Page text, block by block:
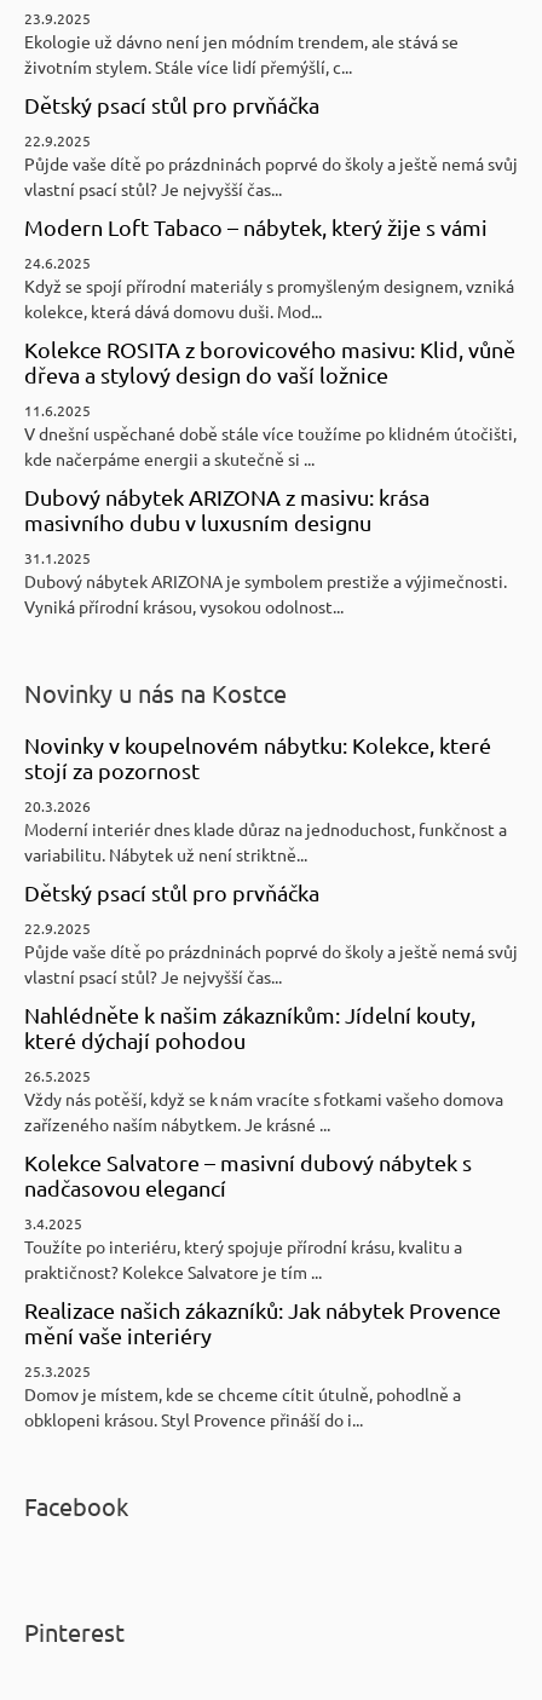
23.9.2025
Ekologie už dávno není jen módním trendem, ale stává se
životním stylem. Stále více lidí přemýšlí, c...
Dětský psací stůl pro prvňáčka
22.9.2025
Půjde vaše dítě po prázdninách poprvé do školy a ještě nemá svůj
vlastní psací stůl? Je nejvyšší čas...
Modern Loft Tabaco – nábytek, který žije s vámi
24.6.2025
Když se spojí přírodní materiály s promyšleným designem, vzniká
kolekce, která dává domovu duši. Mod...
Kolekce ROSITA z borovicového masivu: Klid, vůně
dřeva a stylový design do vaší ložnice
11.6.2025
V dnešní uspěchané době stále více toužíme po klidném útočišti,
kde načerpáme energii a skutečně si ...
Dubový nábytek ARIZONA z masivu: krása
masivního dubu v luxusním designu
31.1.2025
Dubový nábytek ARIZONA je symbolem prestiže a výjimečnosti.
Vyniká přírodní krásou, vysokou odolnost...
Novinky u nás na Kostce
Novinky v koupelnovém nábytku: Kolekce, které
stojí za pozornost
20.3.2026
Moderní interiér dnes klade důraz na jednoduchost, funkčnost a
variabilitu. Nábytek už není striktně...
Dětský psací stůl pro prvňáčka
22.9.2025
Půjde vaše dítě po prázdninách poprvé do školy a ještě nemá svůj
vlastní psací stůl? Je nejvyšší čas...
Nahlédněte k našim zákazníkům: Jídelní kouty,
které dýchají pohodou
26.5.2025
Vždy nás potěší, když se k nám vracíte s fotkami vašeho domova
zařízeného naším nábytkem. Je krásné ...
Kolekce Salvatore – masivní dubový nábytek s
nadčasovou elegancí
3.4.2025
Toužíte po interiéru, který spojuje přírodní krásu, kvalitu a
praktičnost? Kolekce Salvatore je tím ...
Realizace našich zákazníků: Jak nábytek Provence
mění vaše interiéry
25.3.2025
Domov je místem, kde se chceme cítit útulně, pohodlně a
obklopeni krásou. Styl Provence přináší do i...
Facebook
Pinterest